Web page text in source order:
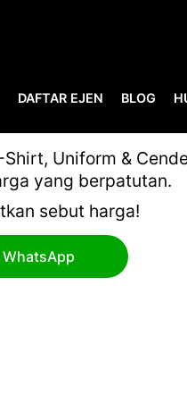
DAFTAR EJEN BLOG
Uniform &
yang berpatutan.
sebut harga!